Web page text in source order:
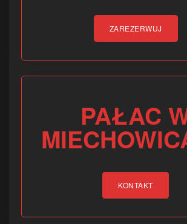
ZAREZERWUJ
PAŁAC
KONTAKT